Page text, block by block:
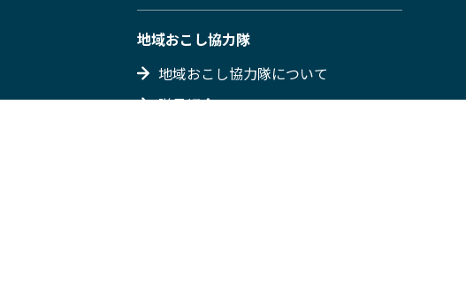
地域おこし協力隊
地域おこし協力隊について
隊員紹介